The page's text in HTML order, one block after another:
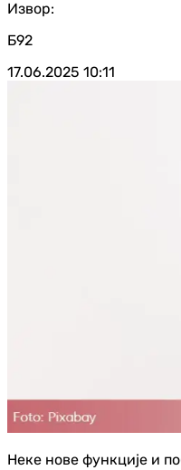
Извор:
Б92
17.06.2025 10:11
Неке нове функције и